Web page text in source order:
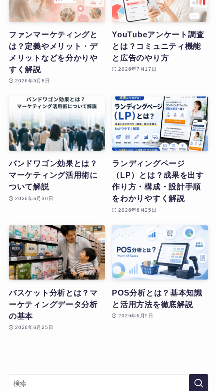
ファンマーケティングと
は？定義やメリット・デ
メリットなどを分かりや
すく解説
2026年5月8日
YouTubeアンケート調査
とは？コミュニティ機能
と広告のやり方
2026年7月17日
バンドワゴン効果とは？
マーケティング活用術に
ついて解説
2026年6月30日
ランディングページ
（LP）とは？成果を出す
作り方・構成・設計手順
をわかりやすく解説
2026年6月25日
バスケット分析とは？マ
ーケティングデータ分析
の基本
2026年6月25日
POS分析とは？基本知識
と活用方法を徹底解説
2026年6月5日